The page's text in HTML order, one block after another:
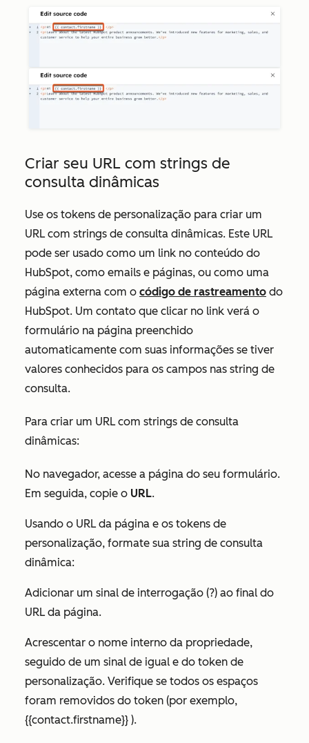
Criar seu URL com strings de
consulta dinâmicas
Use os tokens de personalização para criar um
URL com strings de consulta dinâmicas. Este URL
pode ser usado como um link no conteúdo do
HubSpot, como emails e páginas, ou como uma
página externa com o código de rastreamento do
HubSpot. Um contato que clicar no link verá o
formulário na página preenchido
automaticamente com suas informações se tiver
valores conhecidos para os campos nas string de
consulta.
Para criar um URL com strings de consulta
dinâmicas:
No navegador, acesse a página do seu formulário.
Em seguida, copie o URL.
Usando o URL da página e os tokens de
personalização, formate sua string de consulta
dinâmica:
Adicionar um sinal de interrogação (?) ao final do
URL da página.
Acrescentar o nome interno da propriedade,
seguido de um sinal de igual e do token de
personalização. Verifique se todos os espaços
foram removidos do token (por exemplo,
{{contact.firstname}} ).